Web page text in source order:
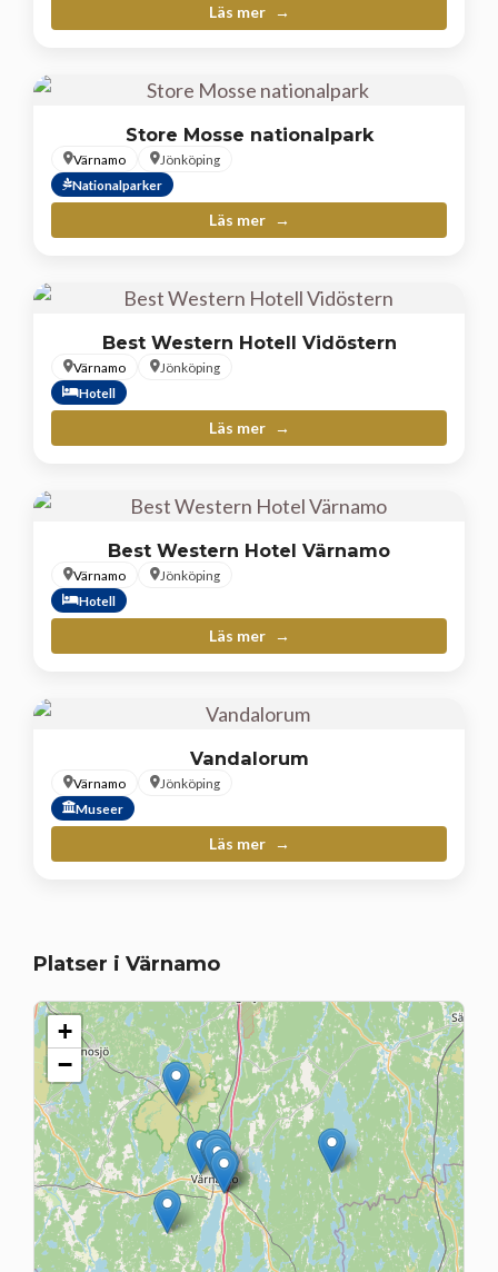
Läs mer
Store Mosse nationalpark
Värnamo
Jönköping
Nationalparker
Läs mer
Best Western Hotell Vidöstern
Värnamo
Jönköping
Hotell
Läs mer
Best Western Hotel Värnamo
Värnamo
Jönköping
Hotell
Läs mer
Vandalorum
Värnamo
Jönköping
Museer
Läs mer
Platser i Värnamo
+
−